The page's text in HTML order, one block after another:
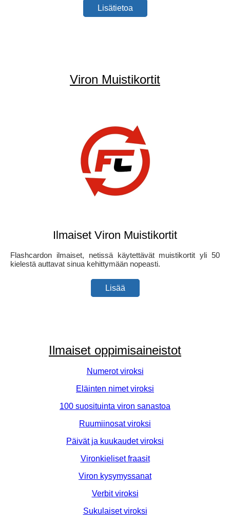
Lisätietoa
Viron Muistikortit
Ilmaiset Viron Muistikortit
Flashcardon ilmaiset, netissä käytettävät muistikortit yli 50
kielestä auttavat sinua kehittymään nopeasti.
Lisää
Ilmaiset oppimisaineistot
Numerot viroksi
Eläinten nimet viroksi
100 suosituinta viron sanastoa
Ruumiinosat viroksi
Päivät ja kuukaudet viroksi
Vironkieliset fraasit
Viron kysymyssanat
Verbit viroksi
Sukulaiset viroksi